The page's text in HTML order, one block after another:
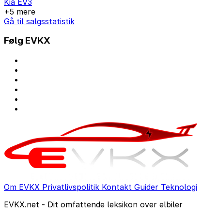
+5 mere
Gå til salgsstatistik
Følg EVKX
Om EVKX Privatlivspolitik Kontakt Guider Teknologi
EVKX.net - Dit omfattende leksikon over elbiler